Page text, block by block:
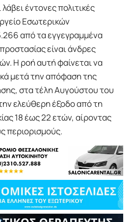
έντονες πολιτικές
Εσωτερικών
από τα εγγεγραμμένα
είναι άνδρες
Η ροή αυτή φαίνεται να
μετά την απόφαση της
στα τέλη Αυγούστου του
ελεύθερη έξοδο από τη
18 έως 22 ετών, αίροντας
περιορισμούς.